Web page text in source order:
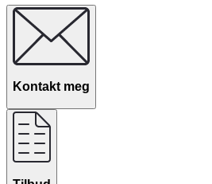
Kontakt meg